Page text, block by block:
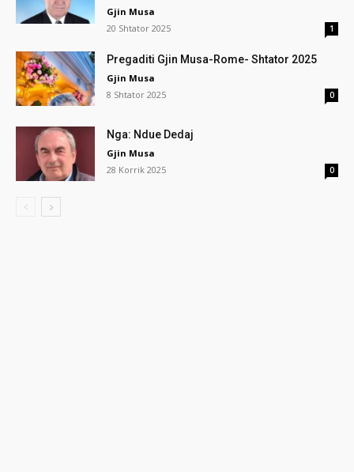
Gjin Musa
20 Shtator 2025
1
Pregaditi Gjin Musa-Rome- Shtator 2025
Gjin Musa
8 Shtator 2025
0
Nga: Ndue Dedaj
Gjin Musa
28 Korrik 2025
0